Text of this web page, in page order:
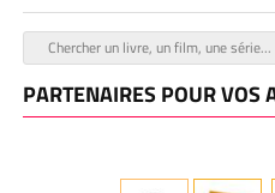
PARTENAIRES POUR VOS